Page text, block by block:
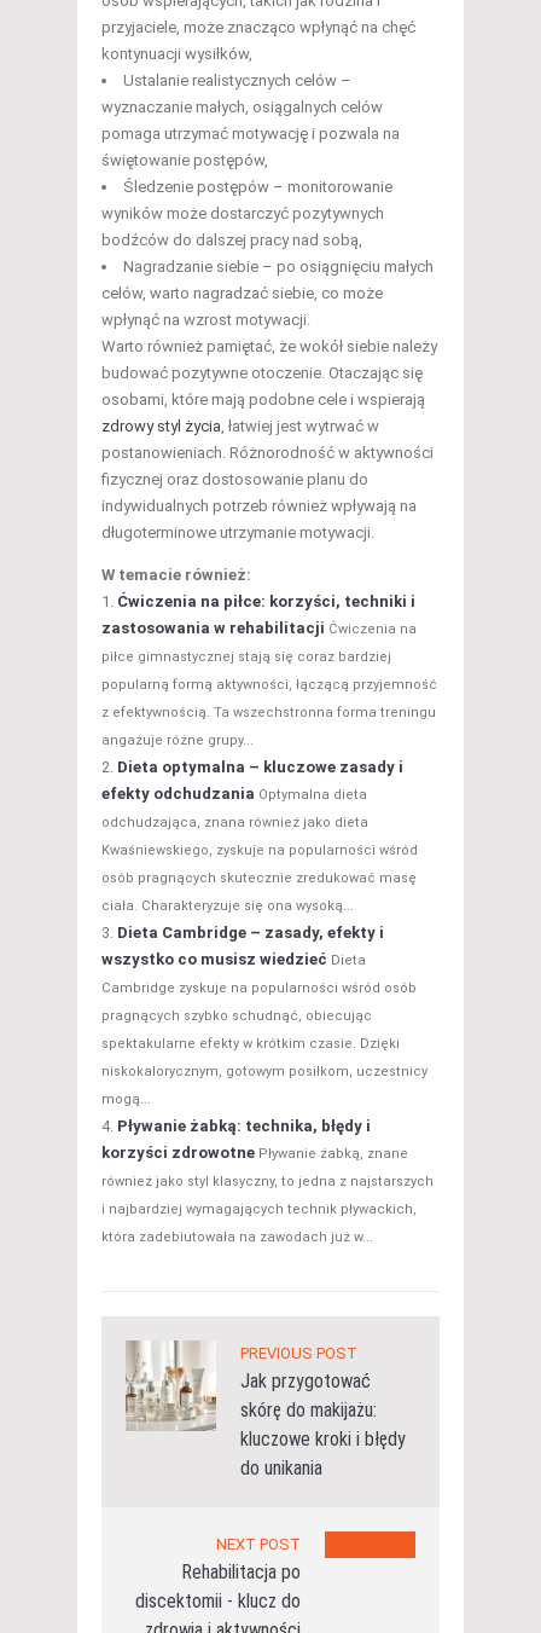
przyjaciele, może znacząco wpłynąć na chęć
kontynuacji wysiłków,
Ustalanie realistycznych celów –
wyznaczanie małych, osiągalnych celów
pomaga utrzymać motywację i pozwala na
świętowanie postępów,
Śledzenie postępów – monitorowanie
wyników może dostarczyć pozytywnych
bodźców do dalszej pracy nad sobą,
Nagradzanie siebie – po osiągnięciu małych
celów, warto nagradzać siebie, co może
wpłynąć na wzrost motywacji.
Warto również pamiętać, że wokół siebie należy
budować pozytywne otoczenie. Otaczając się
osobami, które mają podobne cele i wspierają
zdrowy styl życia, łatwiej jest wytrwać w
postanowieniach. Różnorodność w aktywności
fizycznej oraz dostosowanie planu do
indywidualnych potrzeb również wpływają na
długoterminowe utrzymanie motywacji.
W temacie również:
Ćwiczenia na piłce: korzyści, techniki i
zastosowania w rehabilitacji Ćwiczenia na
piłce gimnastycznej stają się coraz bardziej
popularną formą aktywności, łączącą przyjemność
z efektywnością. Ta wszechstronna forma treningu
angażuje różne grupy...
Dieta optymalna – kluczowe zasady i
efekty odchudzania Optymalna dieta
odchudzająca, znana również jako dieta
Kwaśniewskiego, zyskuje na popularności wśród
osób pragnących skutecznie zredukować masę
ciała. Charakteryzuje się ona wysoką...
Dieta Cambridge – zasady, efekty i
wszystko co musisz wiedzieć Dieta
Cambridge zyskuje na popularności wśród osób
pragnących szybko schudnąć, obiecując
spektakularne efekty w krótkim czasie. Dzięki
niskokalorycznym, gotowym posiłkom, uczestnicy
mogą...
Pływanie żabką: technika, błędy i
korzyści zdrowotne Pływanie żabką, znane
również jako styl klasyczny, to jedna z najstarszych
i najbardziej wymagających technik pływackich,
która zadebiutowała na zawodach już w...
PREVIOUS POST
Jak przygotować
skórę do makijażu:
kluczowe kroki i błędy
do unikania
NEXT POST
Rehabilitacja po
discektomii - klucz do